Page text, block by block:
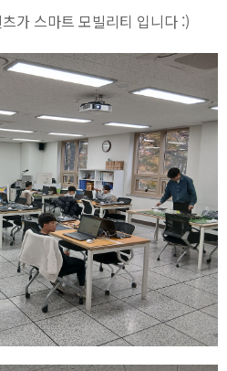
가 스마트 모빌리티 입니다 :)